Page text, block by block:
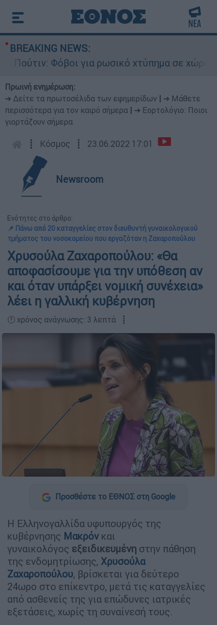
BREAKING NEWS:
Φόβοι για ρωσικό χτύπημα σε χώρα του
Πρωινή ενημέρωση:
➔ Δείτε τα πρωτοσέλιδα των εφημερίδων
➔ Μάθετε
περισσότερα για τον καιρό σήμερα
➔ Εορτολόγιο: Ποιοι
γιορτάζουν σήμερα
┋ Κόσμος ┋ 23.06.2022 17:01
Newsroom
Ενότητες στο άρθρο:
📌 Πάνω από 20 καταγγελίες στον διευθυντή γυναικολογικού
τμήματος του νοσοκομείου που εργαζόταν η Ζαχαροπούλου
Χρυσούλα Ζαχαροπούλου: «Θα
αποφασίσουμε για την υπόθεση αν
και όταν υπάρξει νομική συνέχεια»
λέει η γαλλική κυβέρνηση
🕛 χρόνος ανάγνωσης: 3 λεπτά ┋
Προσθέστε το ΕΘΝΟΣ στη Google
Η Ελληνογαλλίδα υφυπουργός της
κυβέρνησης Μακρόν και
γυναικολόγος εξειδικευμένη στην πάθηση
της ενδομητρίωσης, Χρυσούλα
Ζαχαροπούλου, βρίσκεται για δεύτερο
24ωρο στο επίκεντρο, μετά τις καταγγελίες
από ασθενείς της για επώδυνες ιατρικές
εξετάσεις, χωρίς τη συναίνεσή τους.